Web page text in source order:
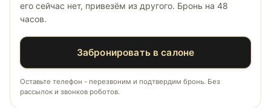
его сейчас нет, привезём из другого. Бронь на 48
часов.
Забронировать в салоне
Оставьте телефон - перезвоним и подтвердим бронь. Без
рассылок и звонков роботов.